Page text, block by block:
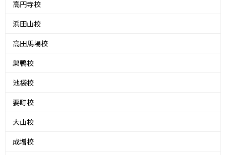
高円寺校
浜田山校
高田馬場校
巣鴨校
池袋校
要町校
大山校
成増校